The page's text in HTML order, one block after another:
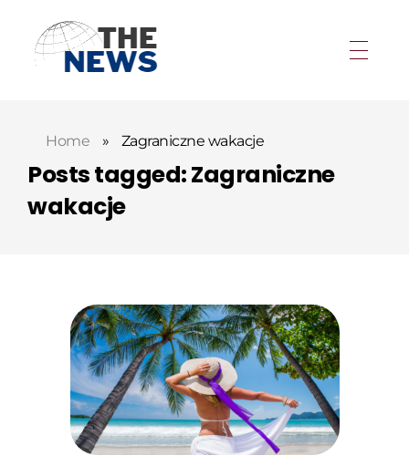
Home » Zagraniczne wakacje
Posts tagged: Zagraniczne
wakacje